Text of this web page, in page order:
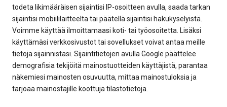
todeta likimääräisen sijaintisi IP-osoitteen avulla, saada tarkan
sijaintisi mobiililaitteelta tai päätellä sijaintisi hakukyselyistä.
Voimme käyttää ilmoittamaasi koti- tai työosoitetta. Lisäksi
käyttämäsi verkkosivustot tai sovellukset voivat antaa meille
tietoja sijainnistasi. Sijaintitietojen avulla Google päättelee
demografisia tekijöitä mainostuotteiden käyttäjistä, parantaa
näkemiesi mainosten osuvuutta, mittaa mainostuloksia ja
tarjoaa mainostajille koottuja tilastotietoja.